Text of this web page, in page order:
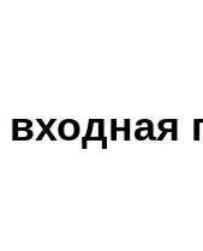
входная